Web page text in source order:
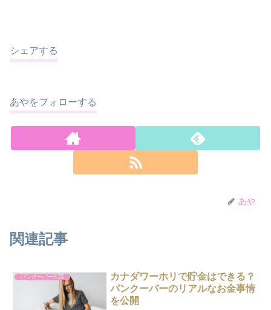
シェアする
あやをフォローする
あや
関連記事
バンクーバー生活
カナダワーホリで貯金はできる？
バンクーバーのリアルなお金事情
を公開